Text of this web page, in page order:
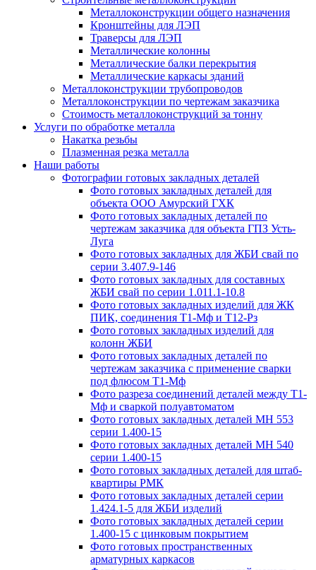
Металлоконструкции общего назначения
Кронштейны для ЛЭП
Траверсы для ЛЭП
Металлические колонны
Металлические балки перекрытия
Металлические каркасы зданий
Металлоконструкции трубопроводов
Металлоконструкции по чертежам заказчика
Cтоимость металлоконструкций за тонну
Услуги по обработке металла
Накатка резьбы
Плазменная резка металла
Наши работы
Фотографии готовых закладных деталей
Фото готовых закладных деталей для
объекта ООО Амурский ГХК
Фото готовых закладных деталей по
чертежам заказчика для объекта ГПЗ Усть-
Луга
Фото готовых закладных для ЖБИ свай по
серии 3.407.9-146
Фото готовых закладных для составных
ЖБИ свай по серии 1.011.1-10.8
Фото готовых закладных изделий для ЖК
ПИК, соединения Т1-Мф и Т12-Рз
Фото готовых закладных изделий для
колонн ЖБИ
Фото готовых закладных деталей по
чертежам заказчика с применение сварки
под флюсом Т1-Мф
Фото разреза соединений деталей между Т1-
Мф и сваркой полуавтоматом
Фото готовых закладных деталей МН 553
серии 1.400-15
Фото готовых закладных деталей МН 540
серии 1.400-15
Фото готовых закладных деталей для штаб-
квартиры РМК
Фото готовых закладных деталей серии
1.424.1-5 для ЖБИ изделий
Фото готовых закладных деталей серии
1.400-15 с цинковым покрытием
Фото готовых пространственных
арматурных каркасов